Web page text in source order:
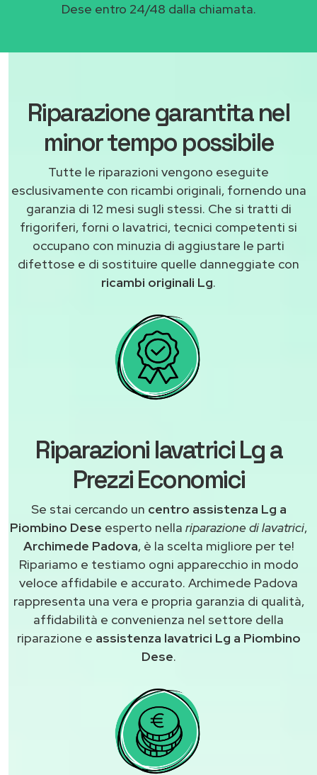
Dese entro 24/48 dalla chiamata.
Riparazione garantita nel
minor tempo possibile
Tutte le riparazioni vengono eseguite
esclusivamente con ricambi originali, fornendo una
garanzia di 12 mesi sugli stessi. Che si tratti di
frigoriferi, forni o lavatrici, tecnici competenti si
occupano con minuzia di aggiustare le parti
difettose e di sostituire quelle danneggiate con
ricambi originali Lg.
Riparazioni lavatrici Lg a
Prezzi Economici
Se stai cercando un centro assistenza Lg a
Piombino Dese esperto nella riparazione di lavatrici,
Archimede Padova, è la scelta migliore per te!
Ripariamo e testiamo ogni apparecchio in modo
veloce affidabile e accurato. Archimede Padova
rappresenta una vera e propria garanzia di qualità,
affidabilità e convenienza nel settore della
riparazione e assistenza lavatrici Lg a Piombino
Dese.